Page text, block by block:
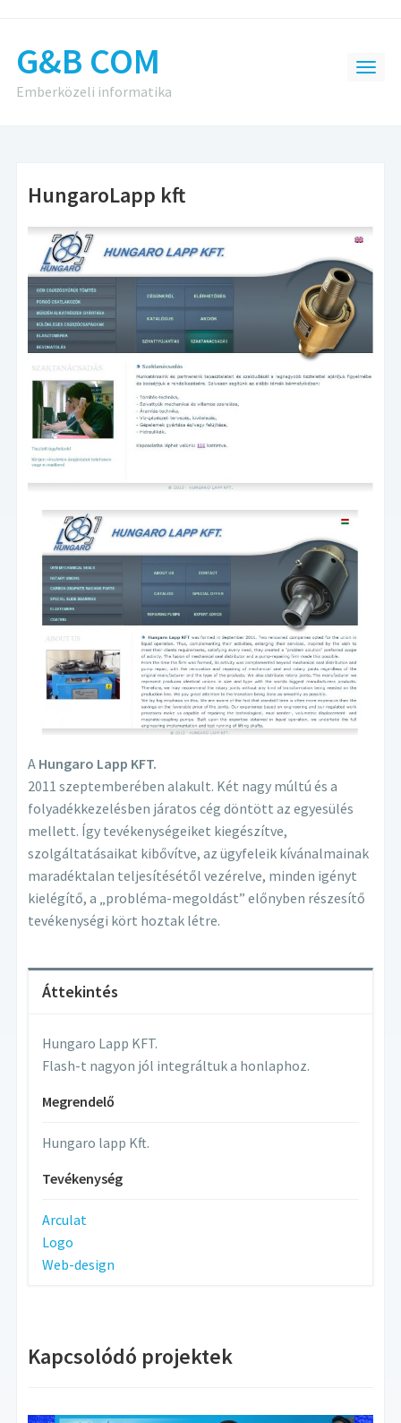
G&B COM
Emberközeli informatika
HungaroLapp kft
A Hungaro Lapp KFT.
2011 szeptemberében alakult. Két nagy múltú és a
folyadékkezelésben járatos cég döntött az egyesülés
mellett. Így tevékenységeiket kiegészítve,
szolgáltatásaikat kibővítve, az ügyfeleik kívánalmainak
maradéktalan teljesítésétől vezérelve, minden igényt
kielégítő, a „probléma-megoldást” előnyben részesítő
tevékenységi kört hoztak létre.
Áttekintés
Hungaro Lapp KFT.
Flash-t nagyon jól integráltuk a honlaphoz.
Megrendelő
Hungaro lapp Kft.
Tevékenység
Arculat
Logo
Web-design
Kapcsolódó projektek